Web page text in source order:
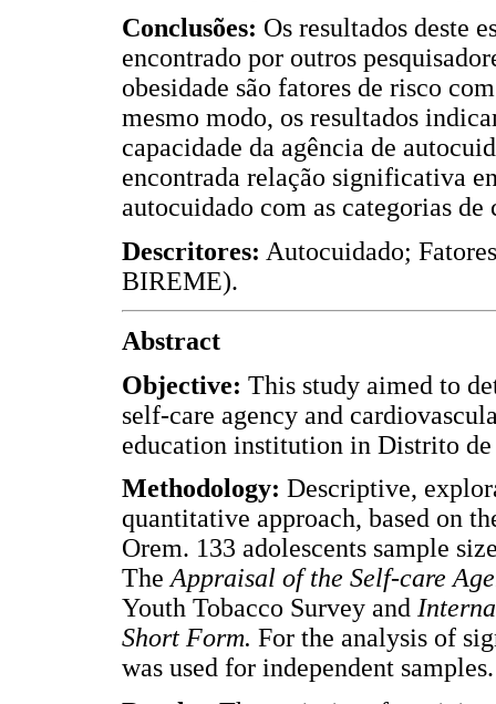
Conclusões: Os resultados deste
encontrado por outros
obesidade são fatores de risco
mesmo modo, os resultados
capacidade da agência de
encontrada relação significativa
autocuidado com as categorias
Descritores: Autocuidado;
BIREME).
Abstract
Objective: This study aimed to
self-care agency and
education institution in Distrito
Methodology: Descriptive,
quantitative approach, based on
Orem. 133 adolescents sample
The Appraisal of the Self-care
Youth Tobacco Survey and
Short Form. For the analysis of
was used for independent samples.